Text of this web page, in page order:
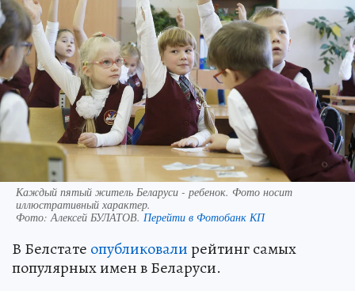
Каждый пятый житель Беларуси - ребенок. Фото носит
иллюстративный характер.
Фото:Алексей БУЛАТОВ. Перейти в Фотобанк КП
В Белстате опубликовалирейтинг самых
популярных имен в Беларуси.